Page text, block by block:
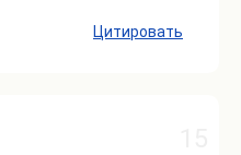
Цитировать